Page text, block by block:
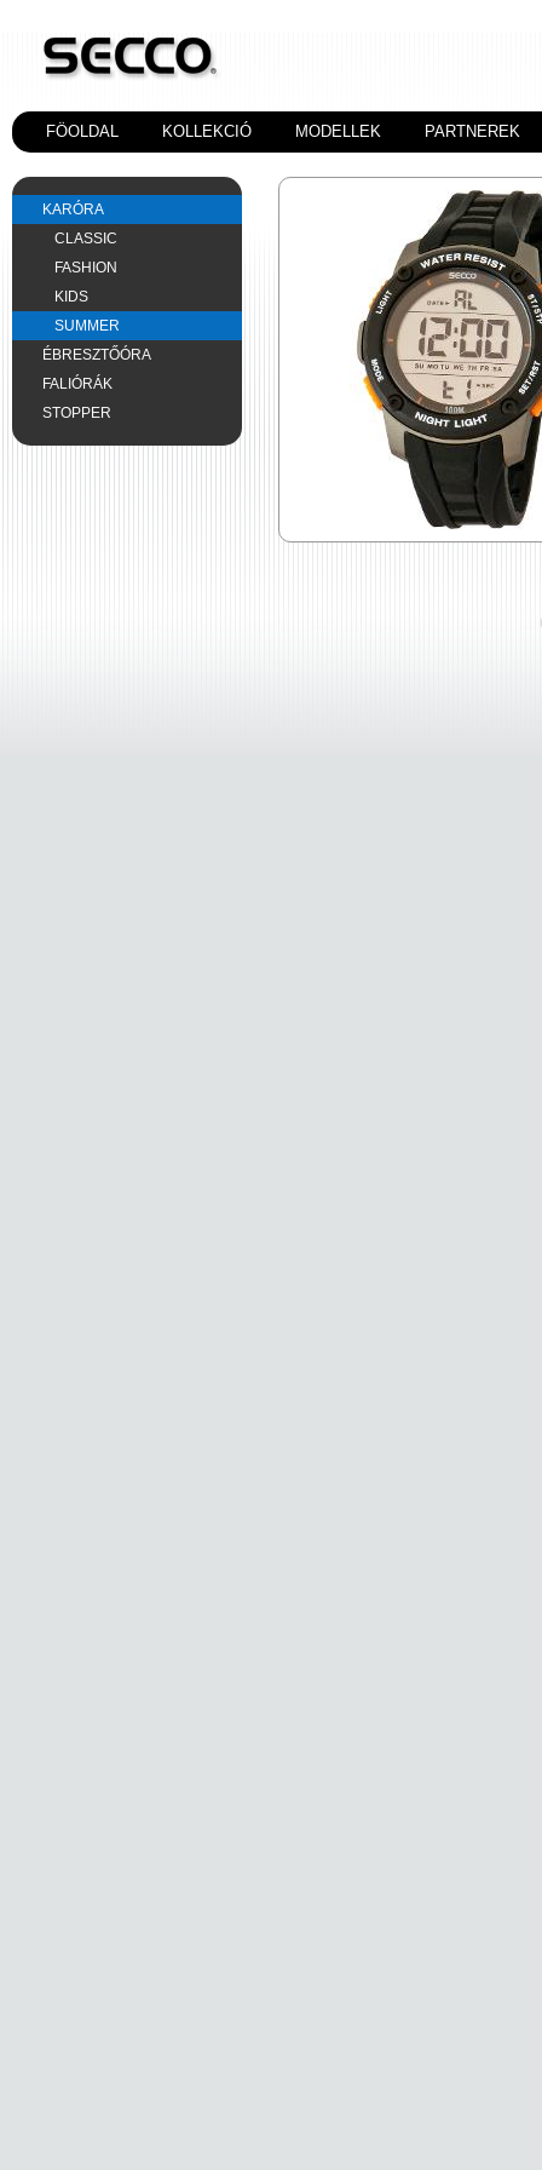
FÖOLDAL KOLLEKCIÓ MODELLEK PARTNEREK
KARÓRA
CLASSIC
FASHION
KIDS
SUMMER
ÉBRESZTŐÓRA
FALIÓRÁK
STOPPER